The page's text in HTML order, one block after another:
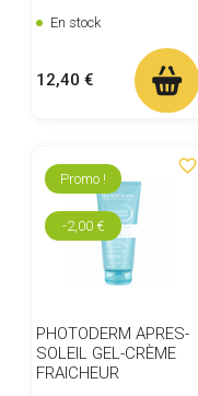
En stock
Prix
12,40 €
favorite_border
PHOTODERM APRES-
SOLEIL GEL-CRÈME
FRAICHEUR
Promo !
-2,00 €